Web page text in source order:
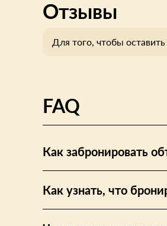
Отзывы
Для того, чтобы
FAQ
Как забронировать
Как узнать, что